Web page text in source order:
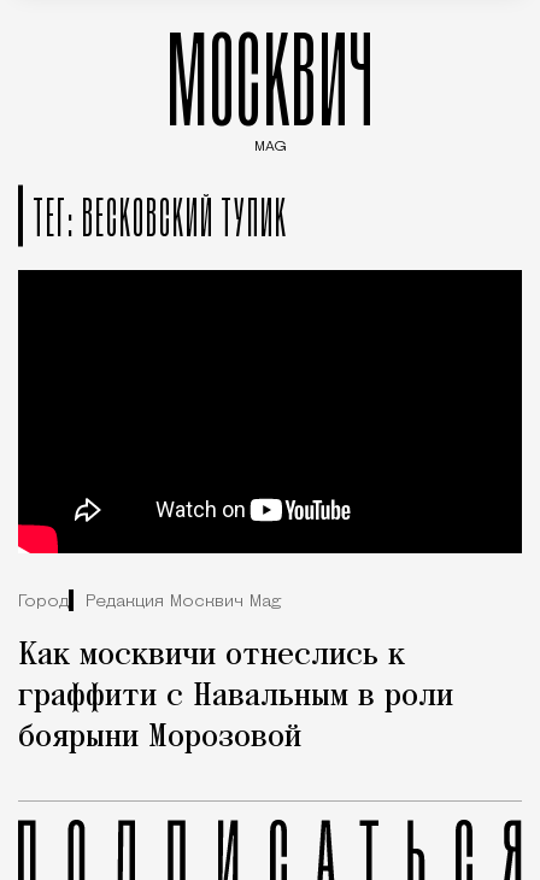
МОСКВИЧ
MAG
ТЕГ: ВЕСКОВСКИЙ ТУПИК
Город Редакция Москвич Mag
Как москвичи отнеслись к
граффити с Навальным в роли
боярыни Морозовой